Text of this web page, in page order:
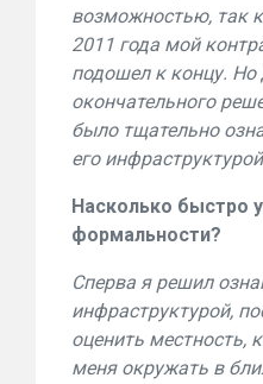
возможностью, так
2011 года мой
подошел к концу. Но
окончательного
было тщательно
его
Насколько быстро
формальности?
Сперва я решил
инфраструктурой,
оценить местность,
меня окружать в